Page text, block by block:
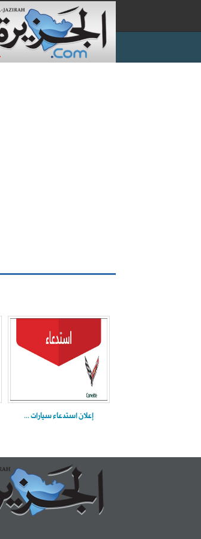
إعلان استدعاء سيارات ...